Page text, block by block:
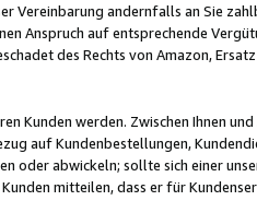
Vereinbarung andernfalls an Sie
Anspruch auf entsprechende
des Rechts von Amazon,
Kunden werden. Zwischen Ihnen
auf Kundenbestellungen,
abwickeln; sollte sich einer
mitteilen, dass er für